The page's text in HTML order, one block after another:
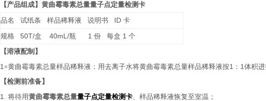
【产品组成】 黄曲霉毒素总量量子点定量检测卡
品名 试纸条 样品稀释液 说明书 ID 卡
规格 50T/盒 40mL/瓶 1 份 每盒 1 个
【溶液配制】
1 ×黄曲霉毒素总量样品稀释液：用去离子水将黄曲霉毒素总量样品稀释液按1 ： 1 体积进
【检测前准备】
1. 将待用黄曲霉毒素总量量子点定量检测卡、样品稀释液恢复至室温；